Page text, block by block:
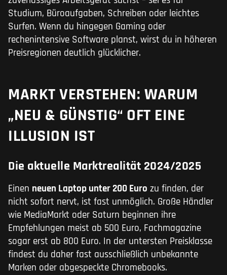
Studium, Büroaufgaben, Schreiben oder leichtes
Surfen. Wenn du hingegen Gaming oder
rechenintensive Software planst, wirst du in höheren
Preisregionen deutlich glücklicher.
MARKT VERSTEHEN: WARUM
„NEU & GÜNSTIG“ OFT EINE
ILLUSION IST
Die aktuelle Marktrealität 2024/2025
Einen neuen Laptop unter 200 Euro zu finden, der
nicht sofort nervt, ist fast unmöglich. Große Händler
wie MediaMarkt oder Saturn beginnen ihre
Empfehlungen meist ab 500 Euro, Fachmagazine
sogar erst ab 800 Euro. In der untersten Preisklasse
findest du daher fast ausschließlich unbekannte
Marken oder abgespeckte Chromebooks.